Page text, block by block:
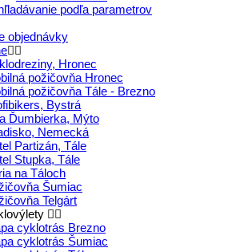
podľa parametrov
objednávky
Hronec
požičovňa Hronec
požičovňa Tále - Brezno
Bystrá
Ďumbierka, Mýto
Nemecká
Partizán, Tále
Stupka, Tále
na Táloch
Šumiac
Telgárt
cyklotrás Brezno
cyklotrás Šumiac